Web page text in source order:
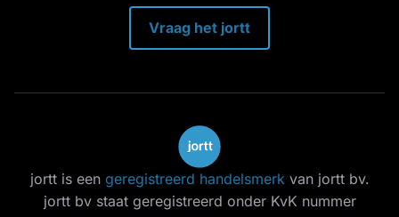
Vraag het jortt
jortt is een geregistreerd handelsmerkvan jortt bv.
jortt bv staat geregistreerd onder KvK nummer